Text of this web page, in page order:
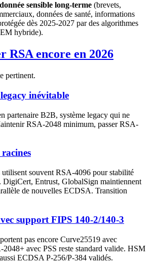
sensible long-terme (brevets,
données de santé, informations
dès 2025-2027 par des algorithmes
hybride).
RSA encore en 2026
pertinent.
inévitable
partenaire B2B, système legacy qui ne
RSA-2048 minimum, passer RSA-
souvent RSA-4096 pour stabilité
DigiCert, Entrust, GlobalSign maintiennent
de nouvelles ECDSA. Transition
support FIPS 140-2/140-3
pas encore Curve25519 avec
avec PSS reste standard valide. HSM
ECDSA P-256/P-384 validés.